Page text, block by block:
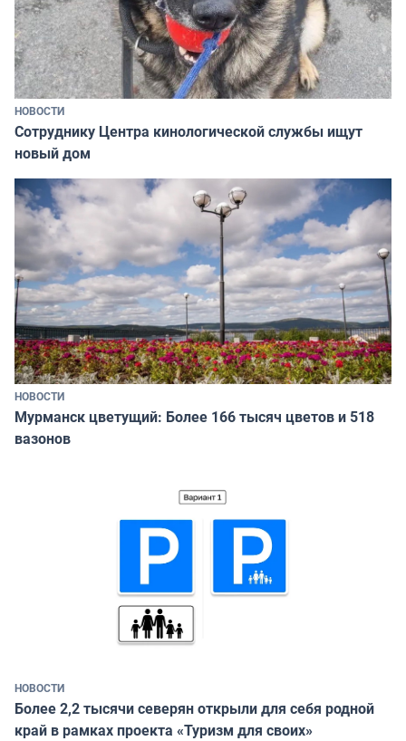
НОВОСТИ
Сотруднику Центра кинологической службы ищут
новый дом
НОВОСТИ
Мурманск цветущий: Более 166 тысяч цветов и 518
вазонов
НОВОСТИ
Более 2,2 тысячи северян открыли для себя родной
край в рамках проекта «Туризм для своих»